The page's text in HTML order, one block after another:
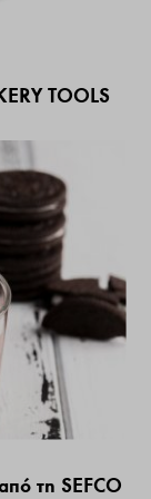
TOOLS
τη SEFCO